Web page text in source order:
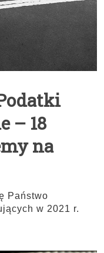
– 18
na
Państwo
w 2021 r.